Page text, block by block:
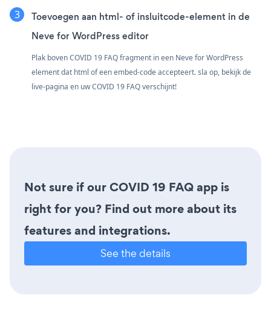
Toevoegen aan html- of insluitcode-element in de
Neve for WordPress editor
Plak boven COVID 19 FAQ fragment in een Neve for WordPress
element dat html of een embed-code accepteert. sla op, bekijk de
live-pagina en uw COVID 19 FAQ verschijnt!
Not sure if our COVID 19 FAQ app is
right for you? Find out more about its
features and integrations.
See the details